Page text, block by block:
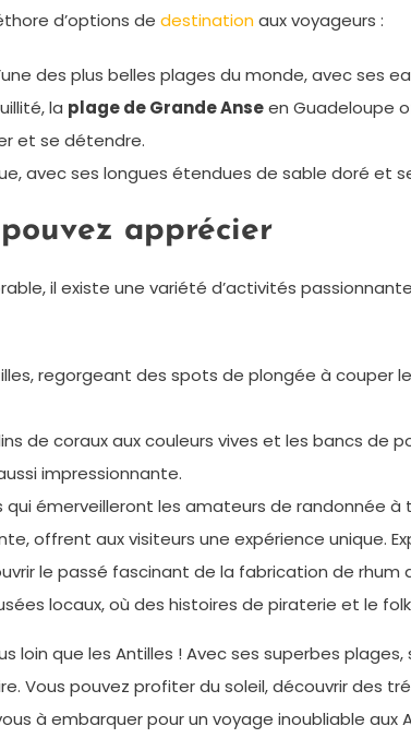
d’options de destinationaux voyageurs :
des plus belles plages du monde, avec ses
la plage de Grande Anseen Guadeloupe
et se détendre.
avec ses longues étendues de sable doré et
apprécier
il existe une variété d’activités
regorgeant des spots de plongée à couper
de coraux aux couleurs vives et les bancs de
impressionnante.
qui émerveilleront les amateurs de randonnée
offrent aux visiteurs une expérience unique.
le passé fascinant de la fabrication de rhum
locaux, où des histoires de piraterie et le
loin que les Antilles ! Avec ses superbes
pouvez profiter du soleil, découvrir des
à embarquer pour un voyage inoubliable aux